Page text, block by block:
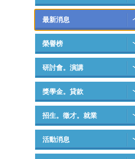
最新消息
榮譽榜
研討會。演講
獎學金。貸款
招生。徵才。就業
活動消息